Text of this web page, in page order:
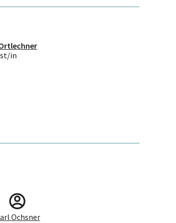
in
Ochsner